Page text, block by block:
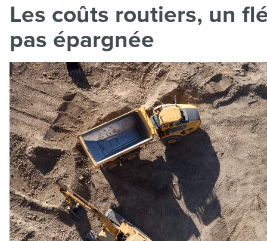
Les coûts routiers, un
pas épargnée